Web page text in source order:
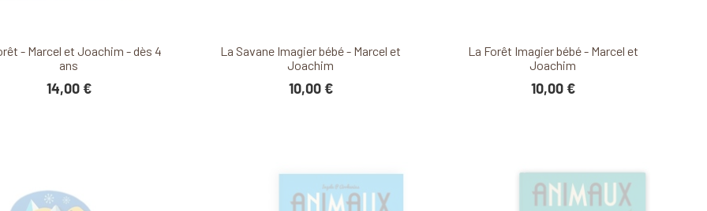
- Marcel et Joachim - dès 4
ans
14,00 €
La Savane Imagier bébé - Marcel et
Joachim
10,00 €
La Forêt Imagier bébé - Marcel et
Joachim
10,00 €